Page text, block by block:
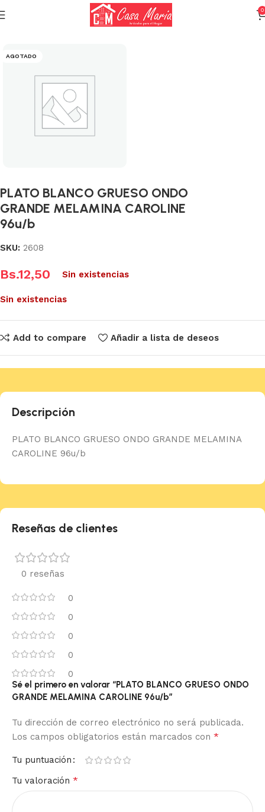
0
Varios (Menaje)
AGOTADO
PLATO BLANCO GRUESO ONDO
GRANDE MELAMINA CAROLINE
96u/b
SKU: 2608
Bs.12,50 Sin existencias
Sin existencias
Add to compare Añadir a lista de deseos
Descripción
PLATO BLANCO GRUESO ONDO GRANDE MELAMINA
CAROLINE 96u/b
Reseñas de clientes
0 reseñas
0
0
0
0
0
Sé el primero en valorar “PLATO BLANCO GRUESO ONDO
GRANDE MELAMINA CAROLINE 96u/b”
Tu dirección de correo electrónico no será publicada.
Los campos obligatorios están marcados con *
Tu puntuación
Tu valoración *